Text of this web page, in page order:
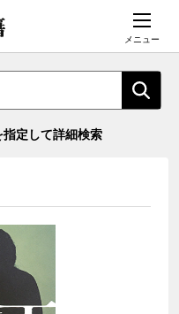
メニュー
定して詳細検索